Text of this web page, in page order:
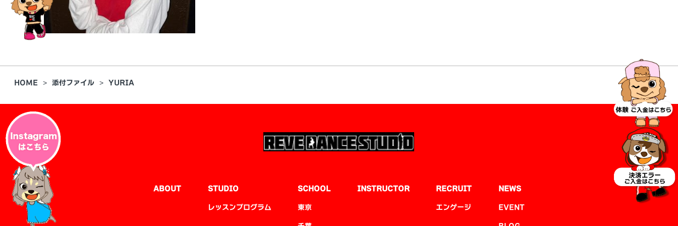
HOME 添付ファイル YURIA
ABOUT STUDIO
レッスンプログラム
SCHOOL
東京
INSTRUCTOR RECRUIT
エンゲージ
NEWS
EVENT